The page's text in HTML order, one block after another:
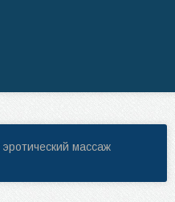
эротический массаж